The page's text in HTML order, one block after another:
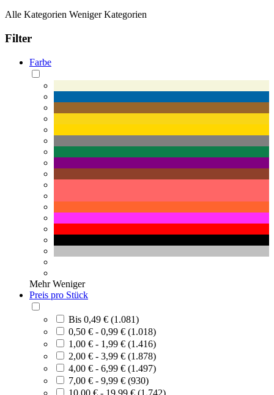
Alle Kategorien Weniger Kategorien
Filter
Farbe
Mehr Weniger
Preis pro Stück
Bis 0,49 € (1.081)
0,50 € - 0,99 € (1.018)
1,00 € - 1,99 € (1.416)
2,00 € - 3,99 € (1.878)
4,00 € - 6,99 € (1.497)
7,00 € - 9,99 € (930)
10,00 € - 19,99 € (1.742)